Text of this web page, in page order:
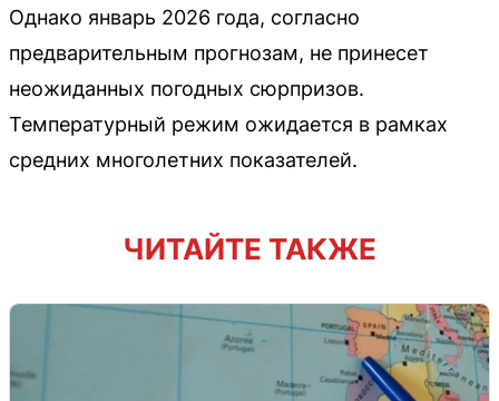
Однако январь 2026 года, согласно
предварительным прогнозам, не принесет
неожиданных погодных сюрпризов.
Температурный режим ожидается в рамках
средних многолетних показателей.
ЧИТАЙТЕ ТАКЖЕ